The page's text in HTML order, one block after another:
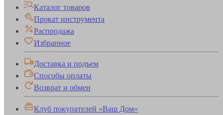
Каталог товаров
Прокат инструмента
Распродажа
Избранное
Доставка и подъем
Способы оплаты
Возврат и обмен
Клуб покупателей «Ваш Дом»